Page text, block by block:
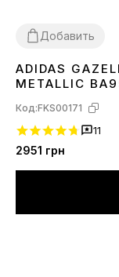
Добавить
36 3738 39404142
ADIDAS
METALLIC
Код:FKS00171
11
2951 грн